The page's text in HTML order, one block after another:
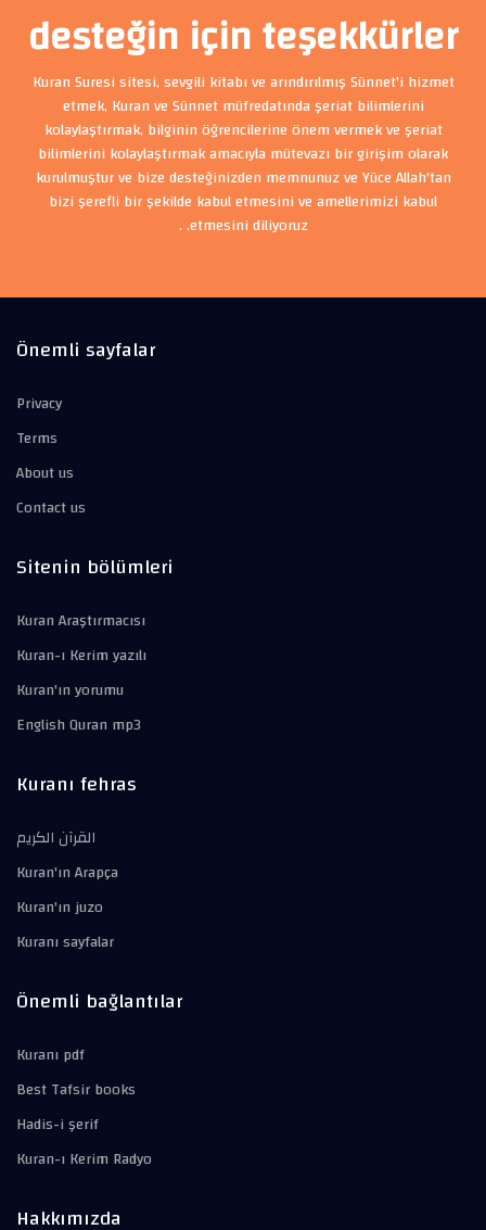
desteğin için teşekkürler
Kuran Suresi sitesi, sevgili kitabı ve arındırılmış Sünnet'i hizmet
etmek, Kuran ve Sünnet müfredatında şeriat bilimlerini
kolaylaştırmak, bilginin öğrencilerine önem vermek ve şeriat
bilimlerini kolaylaştırmak amacıyla mütevazı bir girişim olarak
kurulmuştur ve bize desteğinizden memnunuz ve Yüce Allah'tan
bizi şerefli bir şekilde kabul etmesini ve amellerimizi kabul
etmesini diliyoruz. .
Önemli sayfalar
Privacy
Terms
About us
Contact us
Sitenin bölümleri
Kuran Araştırmacısı
Kuran-ı Kerim yazılı
Kuran'ın yorumu
English Quran mp3
Kuranı fehras
القرآن الكريم
Kuran'ın Arapça
Kuran'ın juzo
Kuranı sayfalar
Önemli bağlantılar
Kuranı pdf
Best Tafsir books
Hadis-i şerif
Kuran-ı Kerim Radyo
Hakkımızda